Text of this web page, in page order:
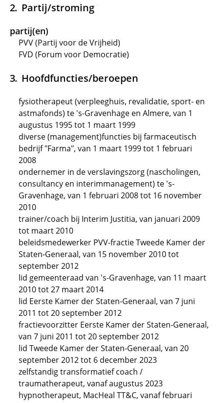
Partij/stroming
partij(en)
PVV (Partij voor de Vrijheid)
FVD (Forum voor Democratie)
Hoofdfuncties/beroepen
fysiotherapeut (verpleeghuis, revalidatie, sport- en
astmafonds) te 's-Gravenhage en Almere, van 1
augustus 1995 tot 1 maart 1999
diverse (management)functies bij farmaceutisch
bedrijf "Farma", van 1 maart 1999 tot 1 februari
2008
ondernemer in de verslavingszorg (nascholingen,
consultancy en interimmanagement) te 's-
Gravenhage, van 1 februari 2008 tot 16 november
2010
trainer/coach bij Interim Justitia, van januari 2009
tot maart 2010
beleidsmedewerker PVV-fractie Tweede Kamer der
Staten-Generaal, van 15 november 2010 tot
september 2012
lid gemeenteraad van 's-Gravenhage, van 11 maart
2010 tot 27 maart 2014
lid Eerste Kamer der Staten-Generaal, van 7 juni
2011 tot 20 september 2012
fractievoorzitter Eerste Kamer der Staten-Generaal,
van 7 juni 2011 tot 20 september 2012
lid Tweede Kamer der Staten-Generaal, van 20
september 2012 tot 6 december 2023
zelfstandig transformatief coach /
traumatherapeut, vanaf augustus 2023
hypnotherapeut, MacHeal TT&C, vanaf februari